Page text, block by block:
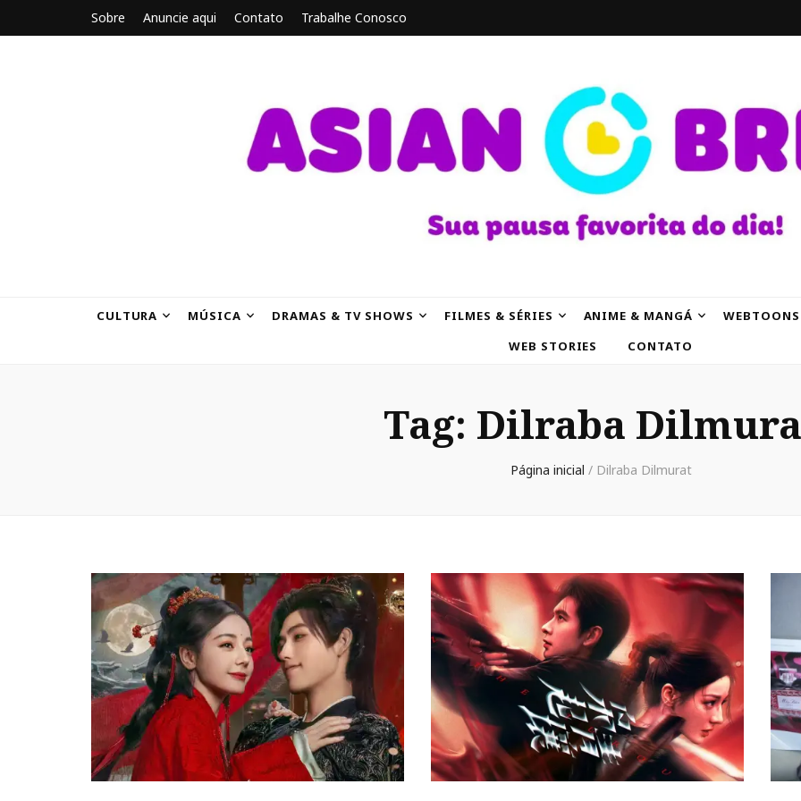
Sobre Anuncie aqui Contato Trabalhe Conosco
CULTURA MÚSICA DRAMAS & TV SHOWS FILMES & SÉRIES ANIME & MANGÁ
WEBTOONS
WEB STORIES
CONTATO
Tag: Dilraba
Página inicial / Dilraba Dilmurat